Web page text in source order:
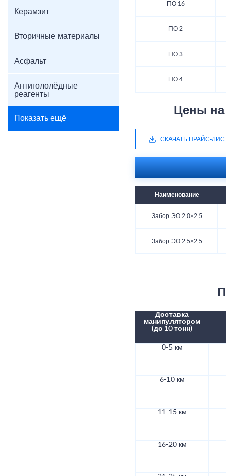
Керамзит
Вторичные материалы
Асфальт
Антигололёдные
реагенты
Показать ещё
ПО 16
ПО 2
ПО 3
ПО 4
Цены
СКАЧАТЬ ПРАЙС-
Наименование
Забор ЭО 2,0×2,5
Забор ЭО 2,5×2,5
Доставка
манипулятором
(до 10 тонн)
0-5 км
6-10 км
11-15 км
16-20 км